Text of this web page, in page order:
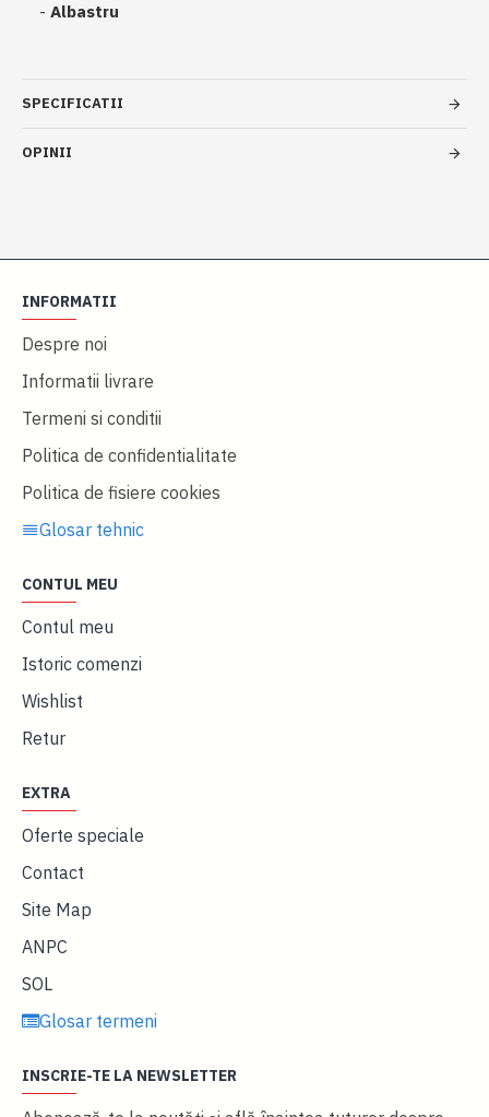
- Albastru
SPECIFICATII
OPINII
INFORMATII
Despre noi
Informatii livrare
Termeni si conditii
Politica de confidentialitate
Politica de fisiere cookies
Glosar tehnic
CONTUL MEU
Contul meu
Istoric comenzi
Wishlist
Retur
EXTRA
Oferte speciale
Contact
Site Map
ANPC
SOL
Glosar termeni
INSCRIE-TE LA NEWSLETTER